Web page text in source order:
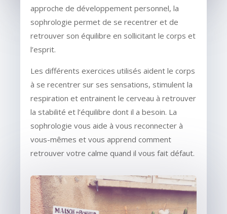
approche de développement personnel, la
sophrologie permet de se recentrer et de
retrouver son équilibre en sollicitant le corps et
l’esprit.
Les différents exercices utilisés aident le corps
à se recentrer sur ses sensations, stimulent la
respiration et entrainent le cerveau à retrouver
la stabilité et l’équilibre dont il a besoin. La
sophrologie vous aide à vous reconnecter à
vous-mêmes et vous apprend comment
retrouver votre calme quand il vous fait défaut.